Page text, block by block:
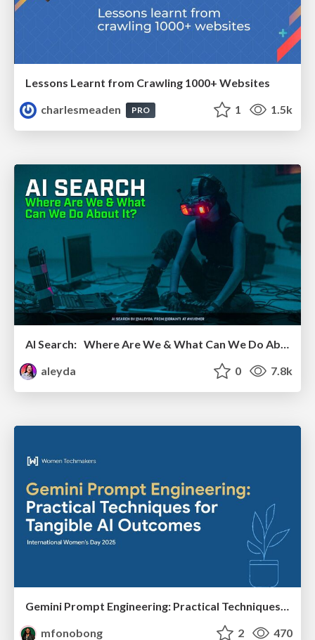
Lessons Learnt from Crawling 1000+ Websites
charlesmeaden
PRO 1 1.5k
AI Search: Where Are We & What Can We Do About It?
aleyda
0 7.8k
mfonobong
2 470